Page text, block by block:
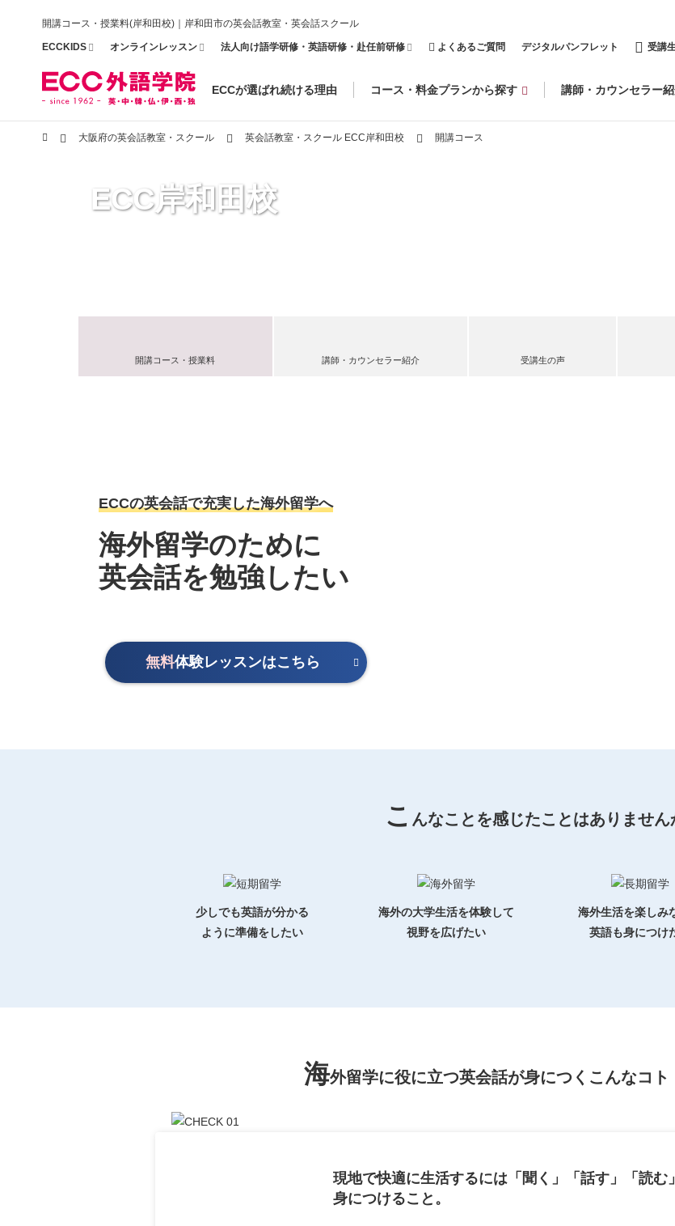
開講コース・授業料(岸和田校)｜岸和田市の英会話教室・英会話スクール
ECCKIDS オンラインレッスン 法人向け語学研修・英語研修・赴任前研修 よくあるご質問 デジタルパンフレット 受講
ECCが選ばれ続ける理由 コース・料金プランから探す 講師・カウンセラー
大阪府の英会話教室・スクール 英会話教室・スクール ECC岸和田校 開講コース
ECC岸和田校
開講コース・授業料 講師・カウンセラー紹介 受講生の声
ECCの英会話で充実した海外留学へ
海外留学のために
英会話を勉強したい
無料体験レッスンはこちら
こ んなことを感じたことはありません
少しでも英語が分かる
ように準備をしたい
海外の大学生活を体験して
視野を広げたい
海外生活を楽しみ
英語も身につけ
海外留学に役に立つ英会話が身につくこんなコト
現地で快適に生活するには「聞く」「話す」「読む
身につけること。